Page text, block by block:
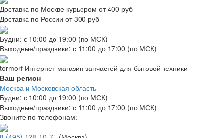
Доставка по Москве курьером от 400 руб
Доставка по России от 300 руб
Будни: с 10:00 до 19:00 (по МСК)
Выходные/праздники: с 11:00 до 17:00 (по МСК)
termorf Интернет-магазин запчастей для бытовой техники
Ваш регион
Москва и Московская область
Будни: с 10:00 до 19:00 (по МСК)
Выходные/праздники: с 11:00 до 17:00 (по МСК)
Звоните по телефонам: